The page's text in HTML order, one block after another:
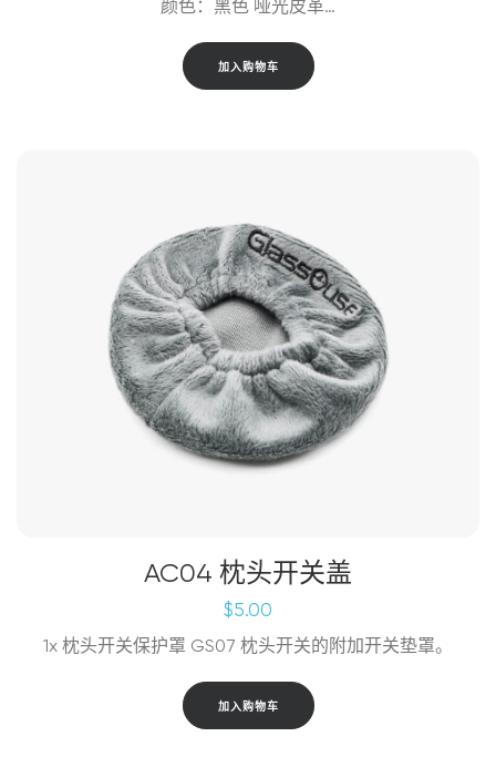
颜色：黑色 哑光皮革…
加入购物车
AC04 枕头开关盖
$5.00
1x 枕头开关保护罩 GS07 枕头开关的附加开关垫罩。
加入购物车